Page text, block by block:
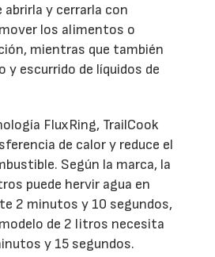
y cerrarla con
los alimentos o
mientras que también
escurrido de líquidos de
FluxRing, TrailCook
de calor y reduce el
Según la marca, la
puede hervir agua en
2 minutos y 10 segundos,
de 2 litros necesita
y 15 segundos.